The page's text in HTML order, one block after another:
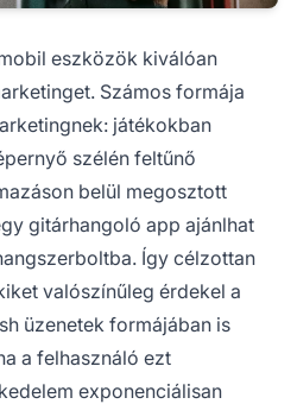
eszközök kiválóan
Számos formája
játékokban
szélén feltűnő
belül megosztott
gitárhangoló app ajánlhat
Így célzottan
valószínűleg érdekel a
üzenetek formájában is
a felhasználó ezt
exponenciálisan